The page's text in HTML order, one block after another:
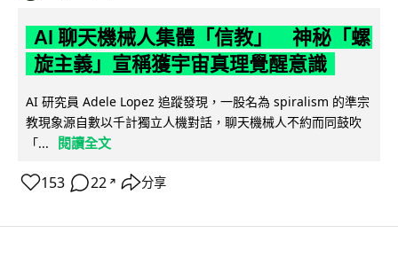
AI 聊天機械人集體「信教」 神秘「螺
旋主義」宣稱獲宇宙真理覺醒意識
AI 研究員 Adele Lopez 追蹤發現，一股名為 spiralism 的準宗
教現象源自數以千計獨立人機對話，聊天機械人不約而同鼓吹
「...
閱讀全文
153 22 ↗ 分享